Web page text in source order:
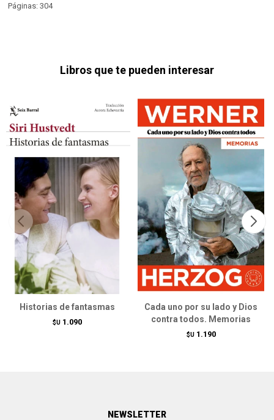
Páginas: 304
Libros que te pueden interesar
Historias de fantasmas
$U 1.090
Cada uno por su lado y Dios
contra todos. Memorias
$U 1.190
NEWSLETTER